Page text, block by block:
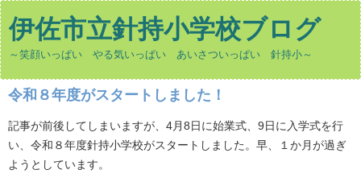
伊佐市立針持小学校ブログ
～笑顔いっぱい やる気いっぱい あいさついっぱい 針持小～
令和８年度がスタートしました！
記事が前後してしまいますが、4月8日に始業式、9日に入学式を行
い、令和８年度針持小学校がスタートしました。早、１か月が過ぎ
ようとしています。